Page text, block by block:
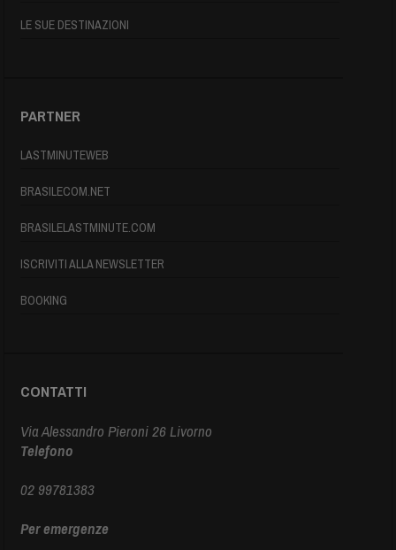
LE SUE DESTINAZIONI
PARTNER
LASTMINUTEWEB
BRASILECOM.NET
BRASILELASTMINUTE.COM
ISCRIVITI ALLA NEWSLETTER
BOOKING
CONTATTI
Via Alessandro Pieroni 26 Livorno
Telefono
02 99781383
Per emergenze